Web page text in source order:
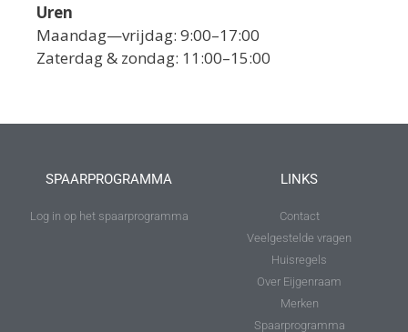
Uren
Maandag—vrijdag: 9:00–17:00
Zaterdag & zondag: 11:00–15:00
SPAARPROGRAMMA
Log in op het spaarprogramma
LINKS
Contact
Veelgestelde vragen
Huisregels
Over Eijgenraam
Merken
Spaarprogramma